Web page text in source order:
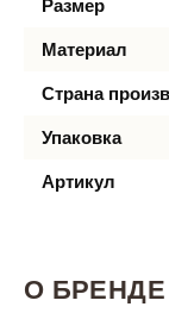
Размер
Материал
Страна
Упаковка
Артикул
О БРЕНДЕ